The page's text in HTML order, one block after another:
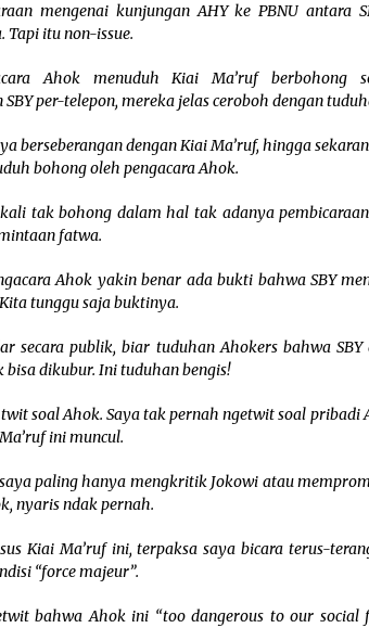
mengenai kunjungan AHY ke PBNU antara
Tapi itu non-issue.
Ahok menuduh Kiai Ma’ruf berbohong
per-telepon, mereka jelas ceroboh dengan
berseberangan dengan Kiai Ma’ruf, hingga
bohong oleh pengacara Ahok.
tak bohong dalam hal tak adanya
fatwa.
Ahok yakin benar ada bukti bahwa SBY
tunggu saja buktinya.
secara publik, biar tuduhan Ahokers bahwa
bisa dikubur. Ini tuduhan bengis!
soal Ahok. Saya tak pernah ngetwit soal pribadi
ini muncul.
paling hanya mengkritik Jokowi atau
nyaris ndak pernah.
Kiai Ma’ruf ini, terpaksa saya bicara terus-
“force majeur”.
bahwa Ahok ini “too dangerous to our social